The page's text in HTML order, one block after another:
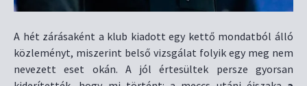
A hét zárásaként a klub kiadott egy kettő mondatból álló
közleményt, miszerint belső vizsgálat folyik egy meg nem
nevezett eset okán. A jól értesültek persze gyorsan